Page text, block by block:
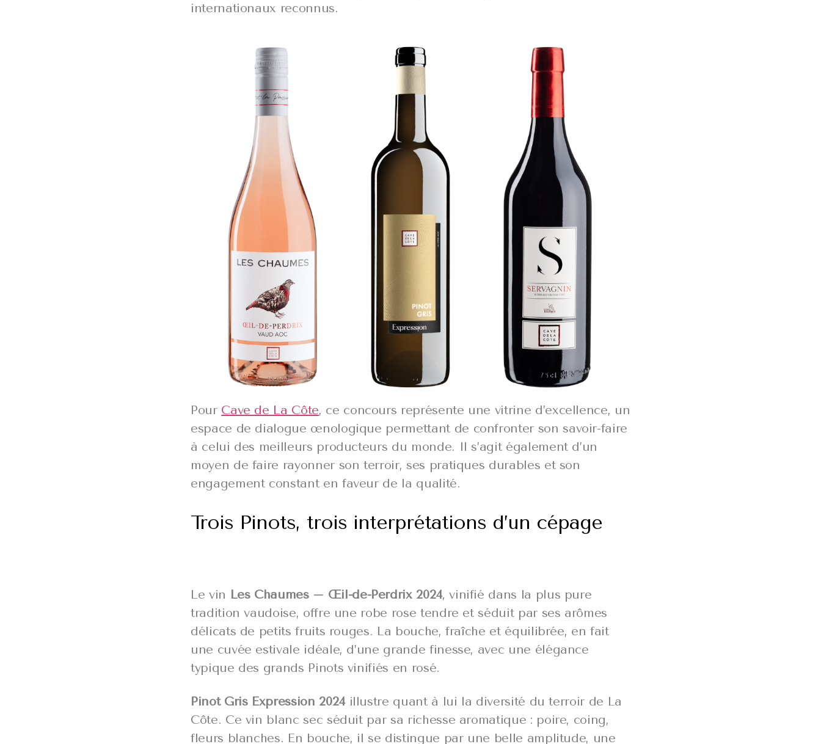
internationaux reconnus.
Pour Cave de La Côte, ce concours représente une vitrine d’excellence, un
espace de dialogue œnologique permettant de confronter son savoir-faire
à celui des meilleurs producteurs du monde. Il s’agit également d’un
moyen de faire rayonner son terroir, ses pratiques durables et son
engagement constant en faveur de la qualité.
Trois Pinots, trois interprétations d’un cépage
Le vin Les Chaumes – Œil-de-Perdrix 2024, vinifié dans la plus pure
tradition vaudoise, offre une robe rose tendre et séduit par ses arômes
délicats de petits fruits rouges. La bouche, fraîche et équilibrée, en fait
une cuvée estivale idéale, d’une grande finesse, avec une élégance
typique des grands Pinots vinifiés en rosé.
Pinot Gris Expression 2024illustre quant à lui la diversité du terroir de La
Côte. Ce vin blanc sec séduit par sa richesse aromatique : poire, coing,
fleurs blanches. En bouche, il se distingue par une belle amplitude, une